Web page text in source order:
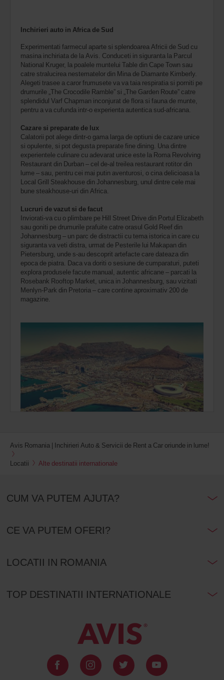
Inchirieri auto in Africa de Sud
Experimentati farmecul aparte si splendoarea Africii de Sud cu
masina inchiriata de la Avis. Conduceti in siguranta la Parcul
National Kruger, la poalele muntelui Table din Cape Town sau
catre stralucirea nestematelor din Mina de Diamante Kimberly.
Alegeti trasee a caror frumusete va va taia respiratia si porniti pe
drumurile „The Crocodile Ramble” si „The Garden Route” catre
splendidul Varf Chapman inconjurat de flora si fauna de munte,
pentru a va cufunda intr-o experienta autentica sud-africana.
Cazare si preparate de lux
Calatorii pot alege dintr-o gama larga de optiuni de cazare unice
si opulente, si pot degusta preparate fine dining. Una dintre
experientele culinare cu adevarat unice este la Roma Revolving
Restaurant din Durban – cel de-al treilea restaurant rotitor din
lume – sau, pentru cei mai putin aventurosi, o cina delicioasa la
Local Grill Steakhouse din Johannesburg, unul dintre cele mai
bune steakhouse-uri din Africa.
Lucruri de vazut si de facut
Inviorati-va cu o plimbare pe Hill Street Drive din Portul Elizabeth
sau goniti pe drumurile prafuite catre orasul Gold Reef din
Johannesburg – un parc de distractii cu tema istorica in care cu
siguranta va veti distra, urmat de Pesterile lui Makapan din
Pietersburg, unde s-au descoprit artefacte care dateaza din
epoca de piatra. Daca va doriti o sesiune de cumparaturi, puteti
explora produsele facute manual, autentic africane – parcati la
Rosebank Rooftop Market, unica in Johannesburg, sau vizitati
Menlyn-Park din Pretoria – care contine aproximativ 200 de
magazine.
Avis Romania | Inchirieri Auto & Servicii de Rent a Car oriunde in lume!
Locatii
Alte destinatii internationale
CUM VA PUTEM AJUTA?
CE VA PUTEM OFERI?
LOCATII IN ROMANIA
TOP DESTINATII INTERNATIONALE